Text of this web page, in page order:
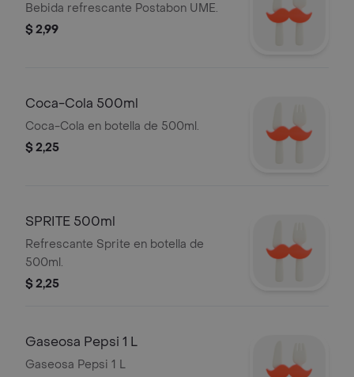
Bebida refrescante Postabon UME.
$ 2,99
Coca-Cola 500ml
Coca-Cola en botella de 500ml.
$ 2,25
SPRITE 500ml
Refrescante Sprite en botella de
500ml.
$ 2,25
Gaseosa Pepsi 1 L
Gaseosa Pepsi 1 L